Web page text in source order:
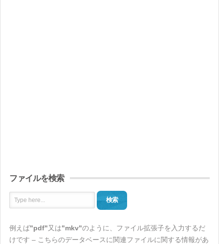
ファイルを検索
検索
例えば"pdf"又は"mkv"のように、ファイル拡張子を入力するだ
けです – こちらのデータベースに関連ファイルに関する情報があ